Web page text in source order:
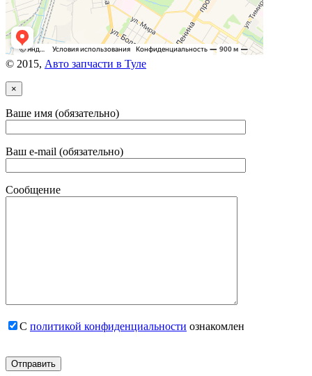
© 2015, Авто запчасти в Туле
×
Ваше имя (обязательно)
Ваш e-mail (обязательно)
Сообщение
С политикой конфиденциальности ознакомлен